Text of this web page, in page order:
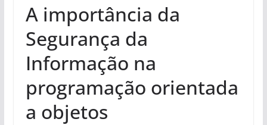
A importância da
Segurança da
Informação na
programação orientada
a objetos